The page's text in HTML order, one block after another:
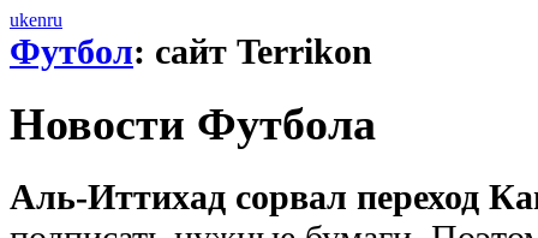
ukenru
Футбол: сайт Terrikon
Новости Футбола
Аль-Иттихад сорвал переход